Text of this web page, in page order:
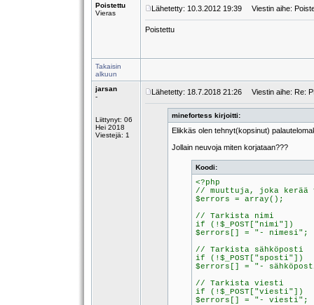
Poistettu
Vieras
Lähetetty: 10.3.2012 19:39 Viestin aihe:
Poistettu
Takaisin
alkuun
jarsan
-
Liittynyt: 06
Hei 2018
Viestejä: 1
Lähetetty: 18.7.2018 21:26 Viestin aihe: Re:
minefortess kirjoitti:
Elikkäs olen tehnyt(kopsinut)
Jollain neuvoja miten korjataan???
Koodi:
<?php
// muuttuja, joka kerää
$errors = array();
// Tarkista nimi
if (!$_POST["nimi"])
$errors[] = "- nimesi";
// Tarkista sähköposti
if (!$_POST["sposti"])
$errors[] = "-
// Tarkista viesti
if (!$_POST["viesti"])
$errors[] = "- viesti";